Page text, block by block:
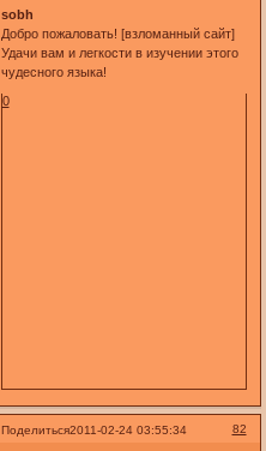
sobh
Добро пожаловать! [взломанный сайт]
Удачи вам и легкости в изучении этого
чудесного языка!
0
Поделиться 82
2011-02-24 03:55:34